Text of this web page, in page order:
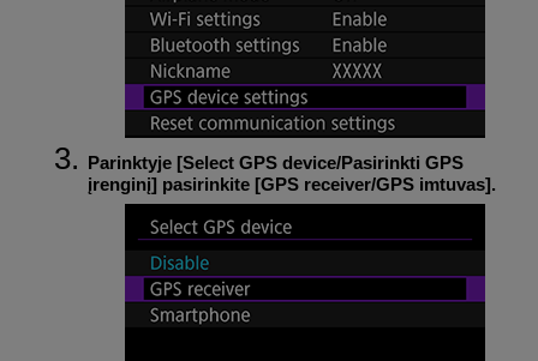
Parinktyje [Select GPS device/Pasirinkti GPS
įrenginį] pasirinkite [GPS receiver/GPS imtuvas].